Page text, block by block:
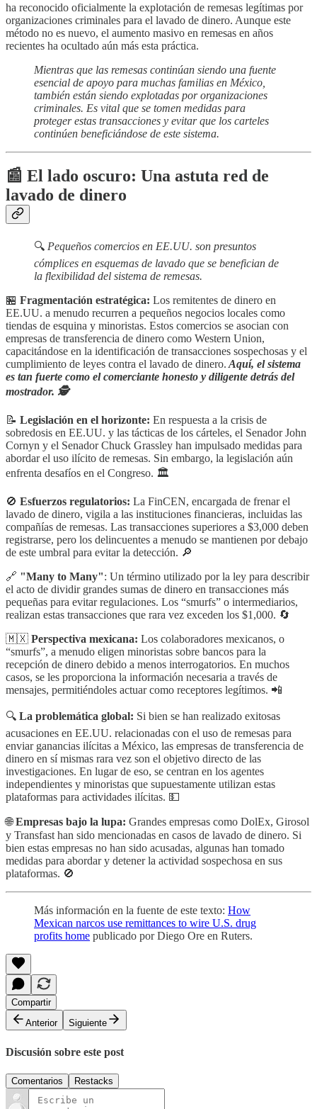
ha reconocido oficialmente la explotación de remesas legítimas por
organizaciones criminales para el lavado de dinero. Aunque este
método no es nuevo, el aumento masivo en remesas en años
recientes ha ocultado aún más esta práctica.
Mientras que las remesas continúan siendo una fuente
esencial de apoyo para muchas familias en México,
también están siendo explotadas por organizaciones
criminales. Es vital que se tomen medidas para
proteger estas transacciones y evitar que los carteles
continúen beneficiándose de este sistema.
📰 El lado oscuro: Una astuta red de
lavado de dinero
🔍 Pequeños comercios en EE.UU. son presuntos
cómplices en esquemas de lavado que se benefician de
la flexibilidad del sistema de remesas.
🏪 Fragmentación estratégica: Los remitentes de dinero en
EE.UU. a menudo recurren a pequeños negocios locales como
tiendas de esquina y minoristas. Estos comercios se asocian con
empresas de transferencia de dinero como Western Union,
capacitándose en la identificación de transacciones sospechosas y el
cumplimiento de leyes contra el lavado de dinero. Aquí, el sistema
es tan fuerte como el comerciante honesto y diligente detrás del
mostrador. 🕵️
📝 Legislación en el horizonte: En respuesta a la crisis de
sobredosis en EE.UU. y las tácticas de los cárteles, el Senador John
Cornyn y el Senador Chuck Grassley han impulsado medidas para
abordar el uso ilícito de remesas. Sin embargo, la legislación aún
enfrenta desafíos en el Congreso. 🏛️
🚫 Esfuerzos regulatorios: La FinCEN, encargada de frenar el
lavado de dinero, vigila a las instituciones financieras, incluidas las
compañías de remesas. Las transacciones superiores a $3,000 deben
registrarse, pero los delincuentes a menudo se mantienen por debajo
de este umbral para evitar la detección. 🔎
🔗 "Many to Many": Un término utilizado por la ley para describir
el acto de dividir grandes sumas de dinero en transacciones más
pequeñas para evitar regulaciones. Los “smurfs” o intermediarios,
realizan estas transacciones que rara vez exceden los $1,000. 🔄
🇲🇽 Perspectiva mexicana: Los colaboradores mexicanos, o
“smurfs”, a menudo eligen minoristas sobre bancos para la
recepción de dinero debido a menos interrogatorios. En muchos
casos, se les proporciona la información necesaria a través de
mensajes, permitiéndoles actuar como receptores legítimos. 📲
🔍 La problemática global: Si bien se han realizado exitosas
acusaciones en EE.UU. relacionadas con el uso de remesas para
enviar ganancias ilícitas a México, las empresas de transferencia de
dinero en sí mismas rara vez son el objetivo directo de las
investigaciones. En lugar de eso, se centran en los agentes
independientes y minoristas que supuestamente utilizan estas
plataformas para actividades ilícitas. 💵
🌐Empresas bajo la lupa: Grandes empresas como DolEx, Girosol
y Transfast han sido mencionadas en casos de lavado de dinero. Si
bien estas empresas no han sido acusadas, algunas han tomado
medidas para abordar y detener la actividad sospechosa en sus
plataformas. 🚫
Más información en la fuente de este texto: How
Mexican narcos use remittances to wire U.S. drug
profits home publicado por Diego Ore en Ruters.
Compartir
Anterior
Siguiente
Discusión sobre este post
Comentarios Restacks